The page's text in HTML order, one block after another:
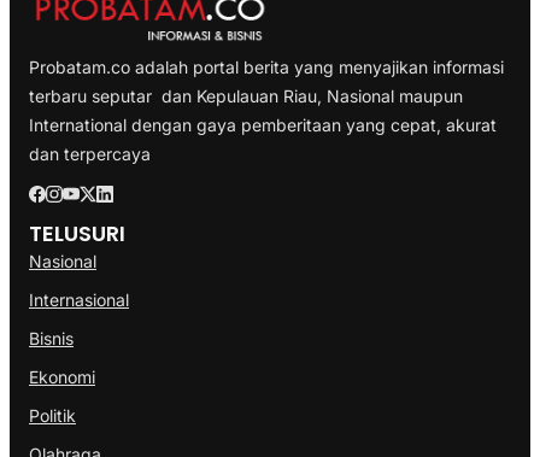
Probatam.co adalah portal berita yang menyajikan informasi
terbaru seputar dan Kepulauan Riau, Nasional maupun
International dengan gaya pemberitaan yang cepat, akurat
dan terpercaya
TELUSURI
Nasional
Internasional
Bisnis
Ekonomi
Politik